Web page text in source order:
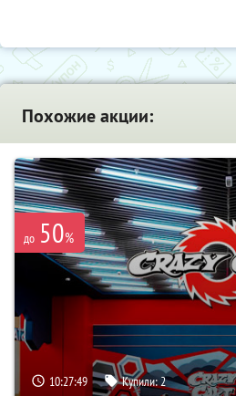
Похожие акции:
до 50%
10:27:48 Купили:2